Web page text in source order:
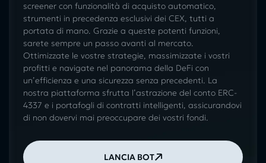
screener con funzionalità di acquisto automatico,
strumenti in precedenza esclusivi dei CEX, tutti a
portata di mano. Grazie a queste potenti funzioni,
sarete sempre un passo avanti al mercato.
Ottimizzate le vostre strategie, massimizzate i vostri
profitti e navigate nel panorama della DeFi con
un’efficienza e una sicurezza senza precedenti. La
nostra piattaforma sfrutta l’astrazione del conto ERC-
4337 e i portafogli di contratti intelligenti, assicurandovi
di non dovervi mai preoccupare dei vostri fondi.
LANCIA BOT